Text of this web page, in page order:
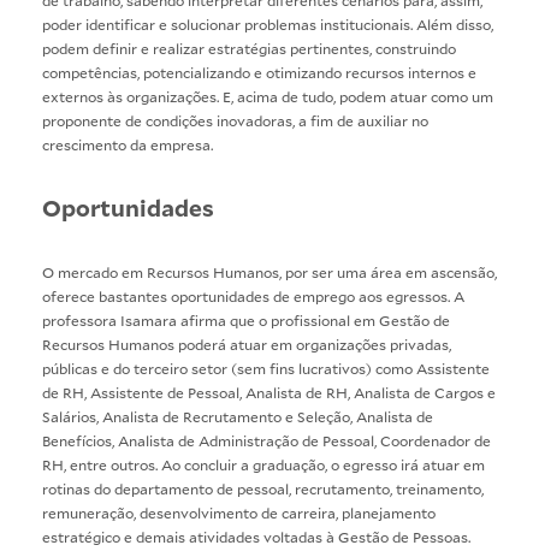
poder identificar e solucionar problemas institucionais. Além disso,
podem definir e realizar estratégias pertinentes, construindo
competências, potencializando e otimizando recursos internos e
externos às organizações. E, acima de tudo, podem atuar como um
proponente de condições inovadoras, a fim de auxiliar no
crescimento da empresa.
Oportunidades
O mercado em Recursos Humanos, por ser uma área em ascensão,
oferece bastantes oportunidades de emprego aos egressos. A
professora Isamara afirma que o profissional em Gestão de
Recursos Humanos poderá atuar em organizações privadas,
públicas e do terceiro setor (sem fins lucrativos) como Assistente
de RH, Assistente de Pessoal, Analista de RH, Analista de Cargos e
Salários, Analista de Recrutamento e Seleção, Analista de
Benefícios, Analista de Administração de Pessoal, Coordenador de
RH, entre outros. Ao concluir a graduação, o egresso irá atuar em
rotinas do departamento de pessoal, recrutamento, treinamento,
remuneração, desenvolvimento de carreira, planejamento
estratégico e demais atividades voltadas à Gestão de Pessoas.